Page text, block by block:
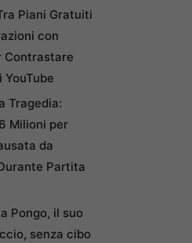
Piani Gratuiti
con
Contrastare
YouTube
Tragedia:
Milioni per
da
Partita
Pongo, il suo
senza cibo